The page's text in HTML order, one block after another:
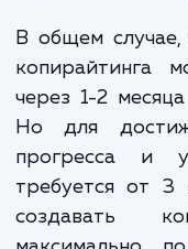
индивидуального
ЗАКАЗАТЬ